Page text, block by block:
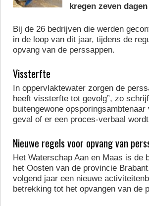
kregen zeven
Bij de 26 bedrijven die werden
in de loop van dit jaar, tijdens de
opvang van de perssappen.
Vissterfte
In oppervlaktewater zorgen de
heeft vissterfte tot gevolg”, zo
buitengewone
geval of er een proces-verbaal
Nieuwe regels voor opvang van
Het Waterschap Aan en Maas is de
het Oosten van de provincie
volgend jaar een nieuwe
betrekking tot het opvangen van de